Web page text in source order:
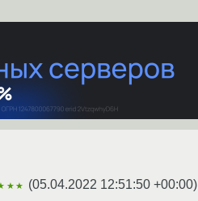
(05.04.2022 12:51:50 +00:00)